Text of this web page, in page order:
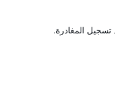
المغادرة.